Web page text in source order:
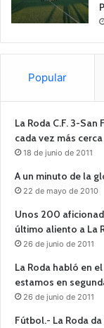
Popular
La Roda C.F. 3-
cada vez más cerca
18 de junio de 2011
A un minuto de la
22 de mayo de 2010
Unos 200
último aliento a La
26 de junio de 2011
La Roda habló en el
estamos en
26 de junio de 2011
Fútbol.- La Roda